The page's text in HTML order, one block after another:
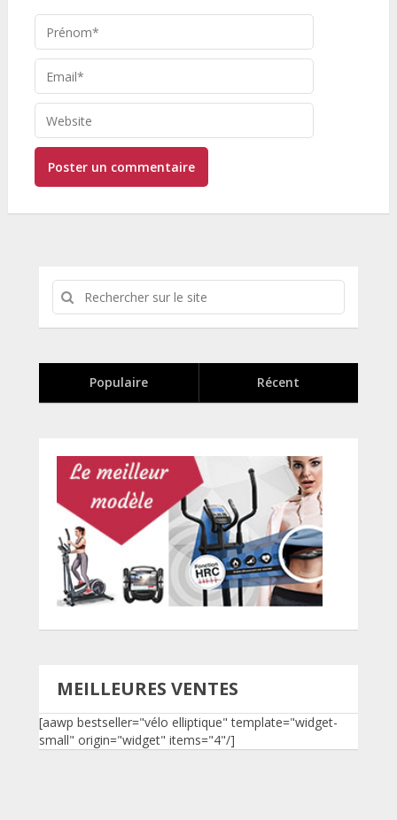
Populaire Récent
MEILLEURES VENTES
[aawp bestseller="vélo elliptique" template="widget-
small" origin="widget" items="4"/]